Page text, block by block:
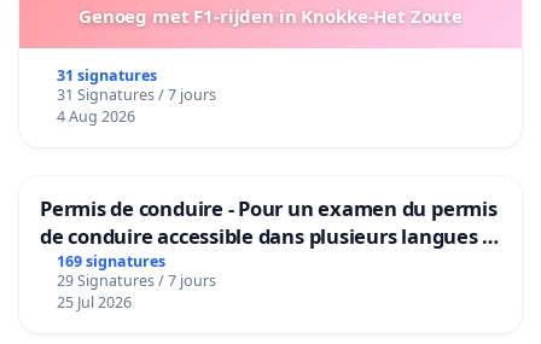
Genoeg met F1-rijden in Knokke-Het Zoute
31 signatures
31 Signatures / 7 jours
4 Aug 2026
Permis de conduire - Pour un examen du permis
de conduire accessible dans plusieurs langues à
Bruxelles
169 signatures
29 Signatures / 7 jours
25 Jul 2026